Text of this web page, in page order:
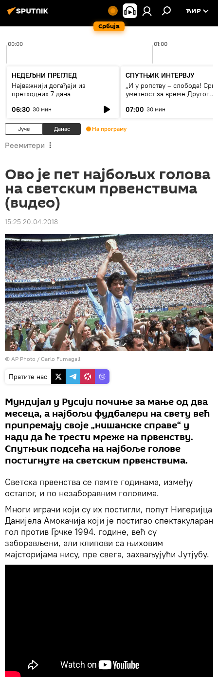
Србија
ЋИР
00:00 01:00
НЕДЕЉНИ ПРЕГЛЕД
Најважнији догађаји из
претходних 7 дана
06:30 30 мин
СПУТЊИК ИНТЕРВЈУ
„И у ропству – слобода!
уметност за време Другог
07:00 30 мин
Јуче Данас На програму
Реемитери
Ово је пет најбољих голова
на светским првенствима
(видео)
15:25 20.04.2018
© AP Photo / Carlo Fumagalli
Пратите нас
Мундијал у Русији почиње за мање од два
месеца, а најбољи фудбалери на свету већ
припремају своје „нишанске справе“ у
нади да ће трести мреже на првенству.
Спутњик подсећа на најбоље голове
постигнуте на светским првенствима.
Светска првенства се памте годинама, између
осталог, и по незаборавним головима.
Многи играчи који су их постигли, попут Нигеријца
Данијела Амокачија који је постигао спектакуларан
гол против Грчке 1994. године, већ су
заборављени, али клипови са њиховим
мајсторијама нису, пре свега, захваљујући Јутјубу.